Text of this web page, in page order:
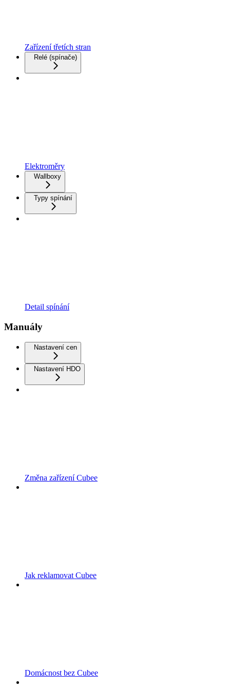
Zařízení třetích stran
Relé (spínače)
Elektroměry
Wallboxy
Typy spínání
Detail spínání
Manuály
Nastavení cen
Nastavení HDO
Změna zařízení Cubee
Jak reklamovat Cubee
Domácnost bez Cubee